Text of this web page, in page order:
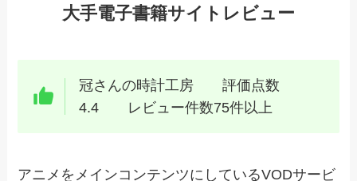
大手電子書籍サイトレビュー
冠さんの時計工房 評価点数
4.4 レビュー件数75件以上
アニメをメインコンテンツにしているVODサービ